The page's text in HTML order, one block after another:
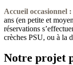
Accueil occasionnel :
ans (en petite et
réservations
crèches PSU, ou à la
Notre projet